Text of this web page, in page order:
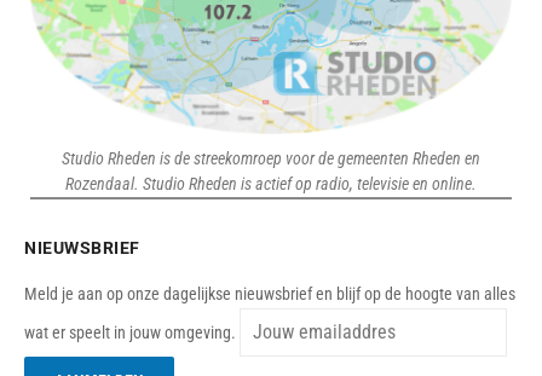
Studio Rheden is de streekomroep voor de gemeenten Rheden en
Rozendaal. Studio Rheden is actief op radio, televisie en online.
NIEUWSBRIEF
Meld je aan op onze dagelijkse nieuwsbrief en blijf op de hoogte van alles
wat er speelt in jouw omgeving.